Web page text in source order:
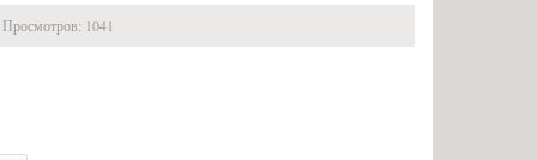
испытаний для лиц
Информация о закреплении за
Просмотров: 1041